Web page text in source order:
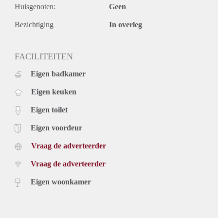
* Servicekosten: € 50,- per maand (incl. waterverbruik);
* Voorschot stookkosten: € 75,- per maand;
* Waarborgsom: één maand huur, inclusief servicekosten;
* Niet geschikt voor studenten en huurders onder de 25 jaar.
Huisgenoten: Geen
Bezichtiging In overleg
FACILITEITEN
Eigen badkamer
Eigen keuken
Eigen toilet
Eigen voordeur
Vraag de adverteerder
Vraag de adverteerder
Eigen woonkamer